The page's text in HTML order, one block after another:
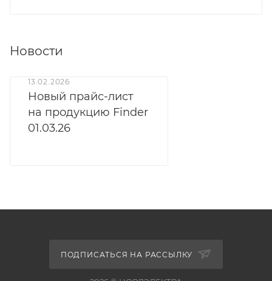
Новости
13.02.2026
Новый прайс-лист
на продукцию Finder
01.03.26
ПОДПИСАТЬСЯ НА РАССЫЛКУ